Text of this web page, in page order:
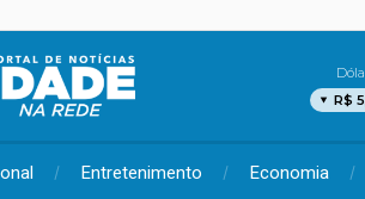
R$
Entretenimento Economia